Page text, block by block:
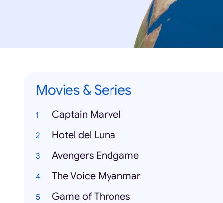
Movies & Series
Captain Marvel
Hotel del Luna
Avengers Endgame
The Voice Myanmar
Game of Thrones